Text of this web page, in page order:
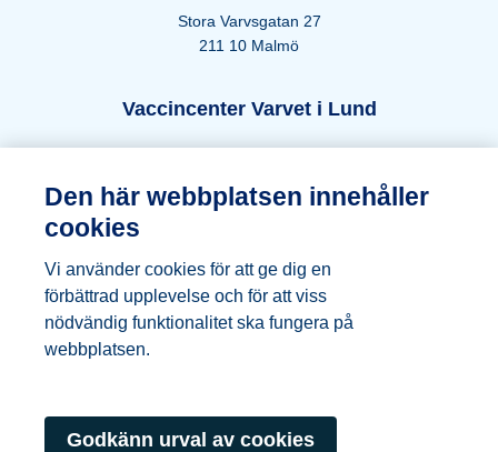
Den här webbplatsen innehåller
cookies
Vi använder cookies för att ge dig en
förbättrad upplevelse och för att viss
nödvändig funktionalitet ska fungera på
webbplatsen.
Godkänn urval av cookies
Stora Varvsgatan 27
211 10 Malmö
Öppettider Lund
Vaccincenter Varvet i Lund
046-271 66 44
vaccincenter.varvet@ptj.se
Adress